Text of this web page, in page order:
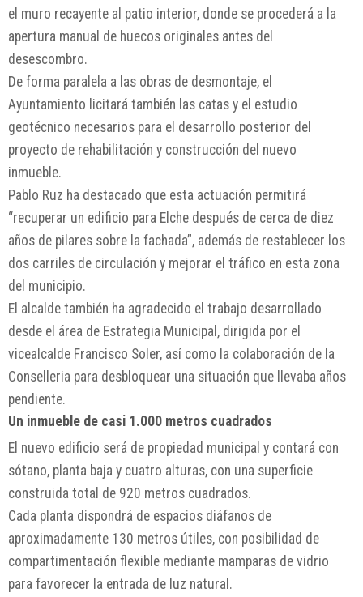
el muro recayente al patio interior, donde se procederá a la
apertura manual de huecos originales antes del
desescombro.
De forma paralela a las obras de desmontaje, el
Ayuntamiento licitará también las catas y el estudio
geotécnico necesarios para el desarrollo posterior del
proyecto de rehabilitación y construcción del nuevo
inmueble.
Pablo Ruz ha destacado que esta actuación permitirá
“recuperar un edificio para Elche después de cerca de diez
años de pilares sobre la fachada”, además de restablecer los
dos carriles de circulación y mejorar el tráfico en esta zona
del municipio.
El alcalde también ha agradecido el trabajo desarrollado
desde el área de Estrategia Municipal, dirigida por el
vicealcalde Francisco Soler, así como la colaboración de la
Conselleria para desbloquear una situación que llevaba años
pendiente.
Un inmueble de casi 1.000 metros cuadrados
El nuevo edificio será de propiedad municipal y contará con
sótano, planta baja y cuatro alturas, con una superficie
construida total de 920 metros cuadrados.
Cada planta dispondrá de espacios diáfanos de
aproximadamente 130 metros útiles, con posibilidad de
compartimentación flexible mediante mamparas de vidrio
para favorecer la entrada de luz natural.